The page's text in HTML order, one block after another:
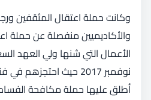
وكانت حملة اعتقال المثقفين
والأكاديميين منفصلة عن حملة
الأعمال التي شنها ولي العهد
نوفمبر 2017 حيث
أطلق عليها حملة مكافحة